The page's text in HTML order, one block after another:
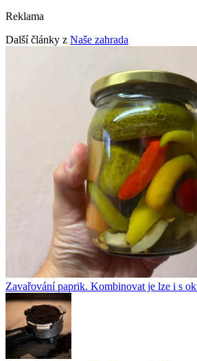
Reklama
Další články z Naše zahrada
Zavařování paprik. Kombinovat je lze i s